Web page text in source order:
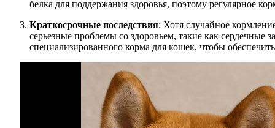
белка для поддержания здоровья, поэтому регулярное
Краткосрочные последствия: Хотя случайное
серьезные проблемы со здоровьем, такие как
специализированного корма для кошек, чтобы